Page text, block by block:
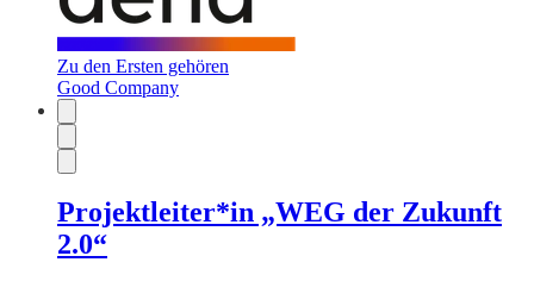
Zu den Ersten gehören
Good Company
Projektleiter*in „WEG der Zukunft
2.0“